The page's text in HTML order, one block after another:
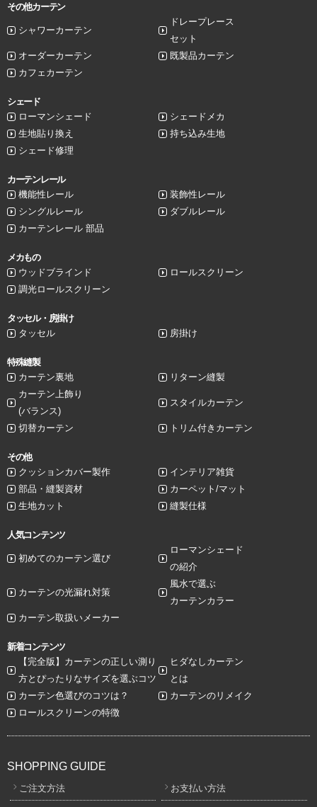
その他カーテン
シャワーカーテン
ドレープレース
セット
オーダーカーテン
既製品カーテン
カフェカーテン
シェード
ローマンシェード
シェードメカ
生地貼り換え
持ち込み生地
シェード修理
カーテンレール
機能性レール
装飾性レール
シングルレール
ダブルレール
カーテンレール 部品
メカもの
ウッドブラインド
ロールスクリーン
調光ロールスクリーン
タッセル・房掛け
タッセル
房掛け
特殊縫製
カーテン裏地
リターン縫製
カーテン上飾り
(バランス)
スタイルカーテン
切替カーテン トリム付きカーテン
その他
クッションカバー製作
インテリア雑貨
部品・縫製資材
カーペット/マット
生地カット
縫製仕様
人気コンテンツ
初めてのカーテン選び
ローマンシェード
の紹介
カーテンの光漏れ対策
風水で選ぶ
カーテンカラー
カーテン取扱いメーカー
新着コンテンツ
【完全版】カーテンの正しい測り
方とぴったりなサイズを選ぶコツ
ヒダなしカーテン
とは
カーテン色選びのコツは？
カーテンのリメイク
ロールスクリーンの特徴
SHOPPING GUIDE
ご注文方法 お支払い方法